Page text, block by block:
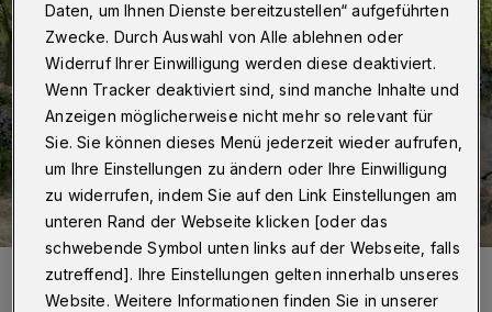
Da sich das ursprünglich vorgesehene Projekt nicht in der
geplanten Form umsetzen ließ, wird das Geld nun für die deutliche
Erweiterung der Takin-Anlage verwendet.
Daten, um Ihnen Dienste bereitzustellen“ aufgeführten
Zwecke. Durch Auswahl von Alle ablehnen oder
Widerruf Ihrer Einwilligung werden diese deaktiviert.
Wenn Tracker deaktiviert sind, sind manche Inhalte und
Anzeigen möglicherweise nicht mehr so relevant für
Sie. Sie können dieses Menü jederzeit wieder aufrufen,
um Ihre Einstellungen zu ändern oder Ihre Einwilligung
zu widerrufen, indem Sie auf den Link Einstellungen am
unteren Rand der Webseite klicken [oder das
schwebende Symbol unten links auf der Webseite, falls
zutreffend]. Ihre Einstellungen gelten innerhalb unseres
Website. Weitere Informationen finden Sie in unserer